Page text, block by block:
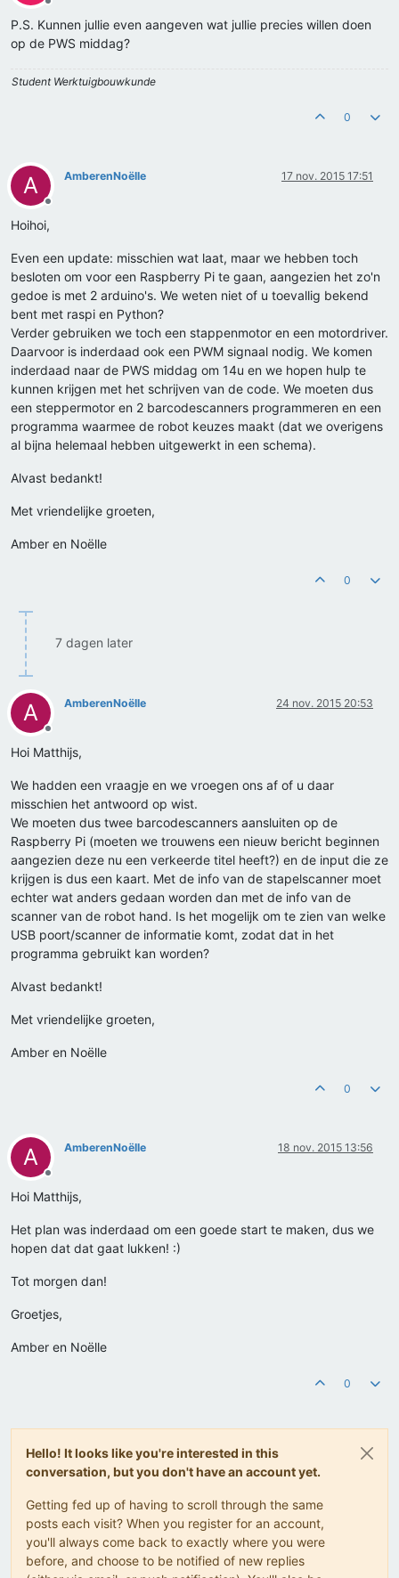
Offline
P.S. Kunnen jullie even aangeven wat jullie precies willen doen
op de PWS middag?
Student Werktuigbouwkunde
0
A
Offline
AmberenNoëlle 17 nov. 2015 17:51
Hoihoi,
Even een update: misschien wat laat, maar we hebben toch
besloten om voor een Raspberry Pi te gaan, aangezien het zo'n
gedoe is met 2 arduino's. We weten niet of u toevallig bekend
bent met raspi en Python?
Verder gebruiken we toch een stappenmotor en een motordriver.
Daarvoor is inderdaad ook een PWM signaal nodig. We komen
inderdaad naar de PWS middag om 14u en we hopen hulp te
kunnen krijgen met het schrijven van de code. We moeten dus
een steppermotor en 2 barcodescanners programmeren en een
programma waarmee de robot keuzes maakt (dat we overigens
al bijna helemaal hebben uitgewerkt in een schema).
Alvast bedankt!
Met vriendelijke groeten,
Amber en Noëlle
0
7 dagen later
A
Offline
AmberenNoëlle 24 nov. 2015 20:53
Hoi Matthijs,
We hadden een vraagje en we vroegen ons af of u daar
misschien het antwoord op wist.
We moeten dus twee barcodescanners aansluiten op de
Raspberry Pi (moeten we trouwens een nieuw bericht beginnen
aangezien deze nu een verkeerde titel heeft?) en de input die ze
krijgen is dus een kaart. Met de info van de stapelscanner moet
echter wat anders gedaan worden dan met de info van de
scanner van de robot hand. Is het mogelijk om te zien van welke
USB poort/scanner de informatie komt, zodat dat in het
programma gebruikt kan worden?
Alvast bedankt!
Met vriendelijke groeten,
Amber en Noëlle
0
A
Offline
AmberenNoëlle 18 nov. 2015 13:56
Hoi Matthijs,
Het plan was inderdaad om een goede start te maken, dus we
hopen dat dat gaat lukken! :)
Tot morgen dan!
Groetjes,
Amber en Noëlle
0
Hello! It looks like you're interested in this
conversation, but you don't have an account yet.
Getting fed up of having to scroll through the same
posts each visit? When you register for an account,
you'll always come back to exactly where you were
before, and choose to be notified of new replies